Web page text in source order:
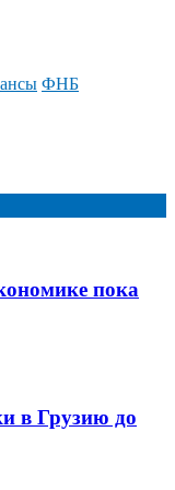
ФНБ
пока
в Грузию до